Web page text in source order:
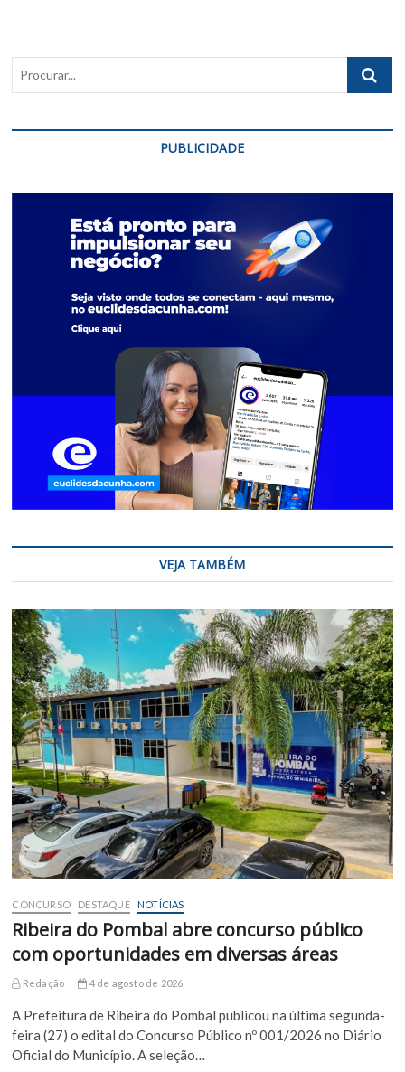
PUBLICIDADE
VEJA TAMBÉM
CONCURSO DESTAQUE NOTÍCIAS
Ribeira do Pombal abre concurso público
com oportunidades em diversas áreas
Redação 4 de agosto de 2026
A Prefeitura de Ribeira do Pombal publicou na última segunda-
feira (27) o edital do Concurso Público nº 001/2026 no Diário
Oficial do Município. A seleção…